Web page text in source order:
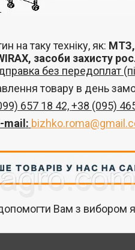
на таку техніку, як:
, засоби захисту
без передоплат
товару в день
657 18 42,+38 (095)
mail :
Вам з вибором